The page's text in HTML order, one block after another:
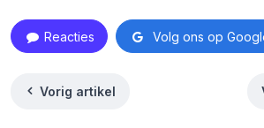
Reacties Volg ons op
Vorig artikel